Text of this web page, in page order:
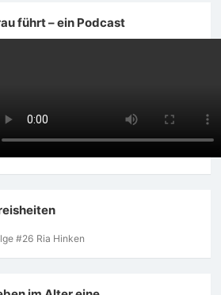
führt – ein Podcast
#26 Ria Hinken